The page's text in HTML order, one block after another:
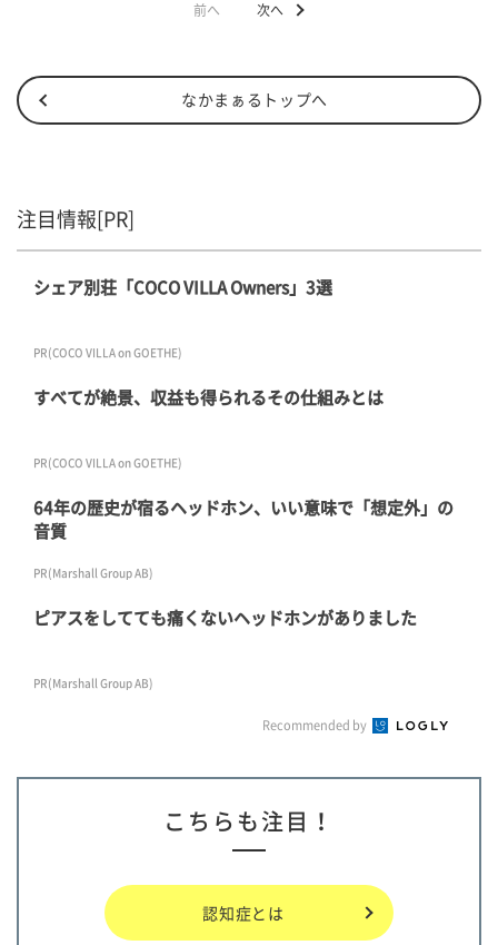
前へ 次へ
なかまぁるトップへ
注目情報[PR]
シェア別荘「COCO VILLA Owners」3選
PR(COCO VILLA on GOETHE)
すべてが絶景、収益も得られるその仕組みとは
PR(COCO VILLA on GOETHE)
64年の歴史が宿るヘッドホン、いい意味で「想定外」の
音質
PR(Marshall Group AB)
ピアスをしてても痛くないヘッドホンがありました
PR(Marshall Group AB)
Recommended by
こちらも注目！
認知症とは